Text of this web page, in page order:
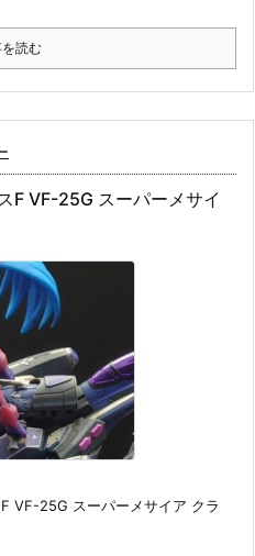
読む
F VF-25G スーパーメサイ
VF-25G スーパーメサイア クラ